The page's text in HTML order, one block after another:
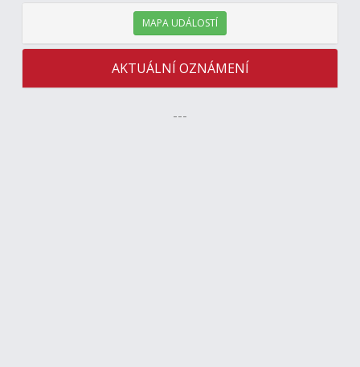
MAPA UDÁLOSTÍ
AKTUÁLNÍ OZNÁMENÍ
---